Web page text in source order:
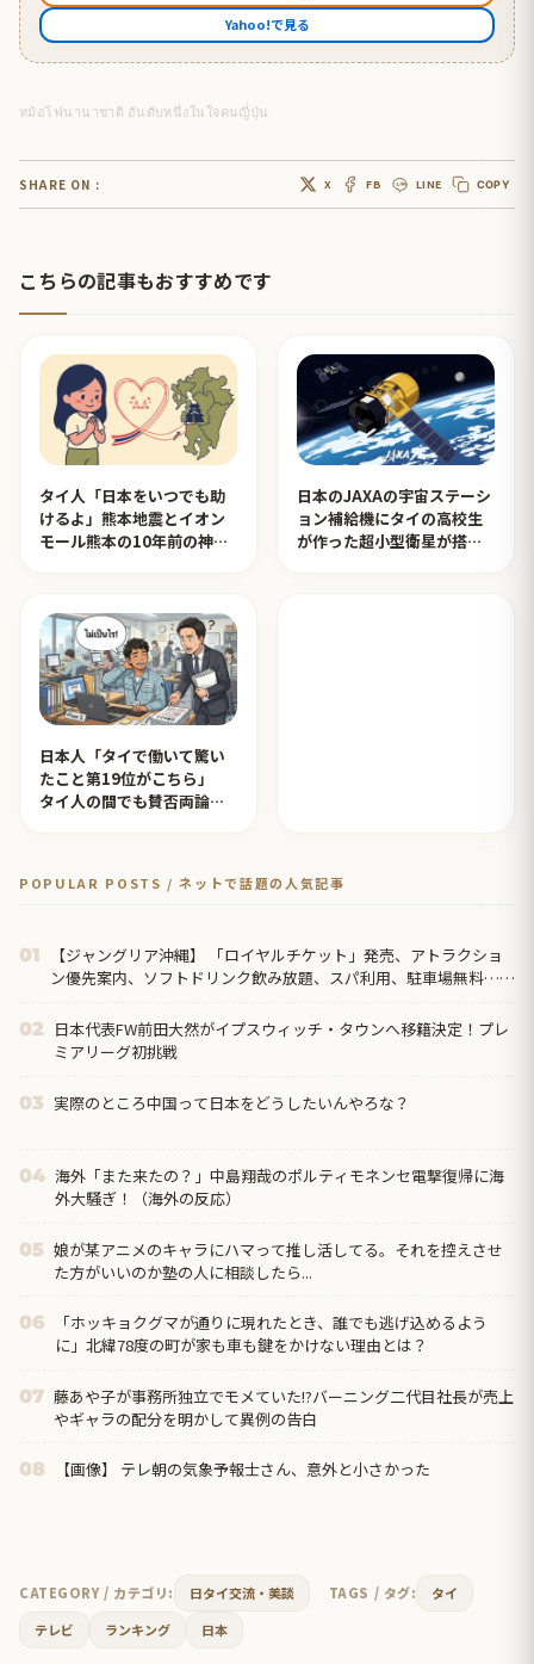
Yahoo!で見る
หม้อไฟนานาชาติ อันดับหนึ่งในใจคนญี่ปุ่น
SHARE ON : X FB LINE COPY
こちらの記事もおすすめです
タイ人「日本をいつでも助
けるよ」熊本地震とイオン
モール熊本の10年前の神対
日本のJAXAの宇宙ステーシ
ョン補給機にタイの高校生
が作った超小型衛星が搭載
日本人「タイで働いて驚い
たこと第19位がこちら」
タイ人の間でも賛否両論
POPULAR POSTS / ネットで話題の人気記事
01
【ジャングリア沖縄】 「ロイヤルチケット」発売、アトラクショ
ン優先案内、ソフトドリンク飲み放題、スパ利用、駐車場無料…大
02
日本代表FW前田大然がイプスウィッチ・タウンへ移籍決定！プレ
ミアリーグ初挑戦
03 実際のところ中国って日本をどうしたいんやろな？
04 海外「また来たの？」中島翔哉のポルティモネンセ電撃復帰に海
外大騒ぎ！（海外の反応）
05 娘が某アニメのキャラにハマって推し活してる。それを控えさせ
た方がいいのか塾の人に相談したら...
06
「ホッキョクグマが通りに現れたとき、誰でも逃げ込めるよう
に」北緯78度の町が家も車も鍵をかけない理由とは？
07 藤あや子が事務所独立でモメていた!?バーニング二代目社長が売上
やギャラの配分を明かして異例の告白
08 【画像】 テレ朝の気象予報士さん、意外と小さかった
CATEGORY / カテゴリ: 日タイ交流・美談 TAGS / タグ:
タイ
テレビ
ランキング 日本